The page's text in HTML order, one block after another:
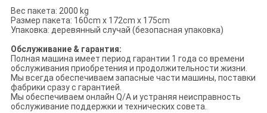
Вес пакета: 2000 kg
Размер пакета: 160cm x 172cm x 175cm
Упаковка: деревянный случай (безопасная упаковка)
Обслуживание & гарантия:
Полная машина имеет период гарантии 1 года со времени
обслуживания приобретения и продолжительности жизни.
Мы всегда обеспечиваем запасные части машины, поставки
фабрики сразу с гарантией.
Мы обеспечиваем онлайн Q/A и устраняя неисправность
обслуживание поддержки и технических совета.